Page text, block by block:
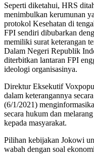
Seperti diketahui, HRS
menimbulkan kerumunan
protokol Kesehatan di
FPI sendiri dibubarkan
memiliki surat keterangan
Dalam Negeri Republik
diterbitkan lantaran FPI
ideologi organisasinya.
Direktur Eksekutif
dalam keterangannya
(6/1/2021)
secara hukum dan
kepada masyarakat.
Pilihan kebijakan Jokowi
wabah dengan soal